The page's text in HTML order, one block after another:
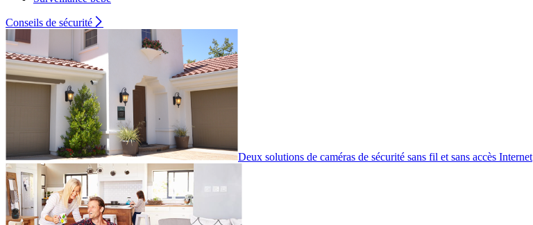
Conseils de sécurité
Deux solutions de caméras de sécurité sans fil et sans accès Internet